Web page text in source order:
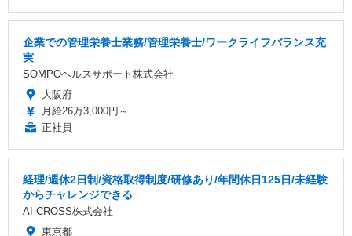
企業での管理栄養士業務/管理栄養士/ワークライフバランス充
実
SOMPOヘルスサポート株式会社
大阪府
月給26万3,000円～
正社員
経理/週休2日制/資格取得制度/研修あり/年間休日125日/未経験
からチャレンジできる
AI CROSS株式会社
東京都